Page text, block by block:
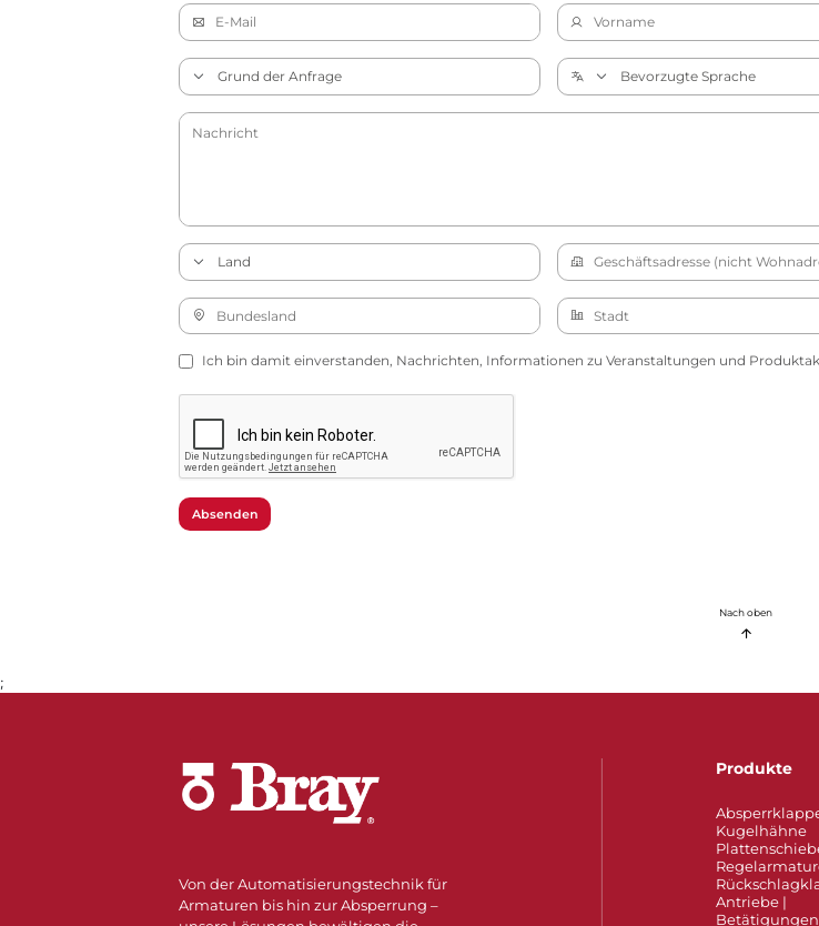
Ich bin damit einverstanden, Nachrichten, Informationen zu Veranstaltungen und
Absenden
Nach oben
;
Von der Automatisierungstechnik für
Armaturen bis hin zur Absperrung –
Produkte
Kugelhähne
Antriebe |
Betätigungen